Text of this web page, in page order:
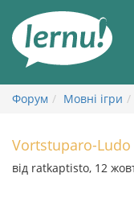
змісту
Форум Мовні ігри
Vortstuparo-Ludo
від ratkaptisto, 12